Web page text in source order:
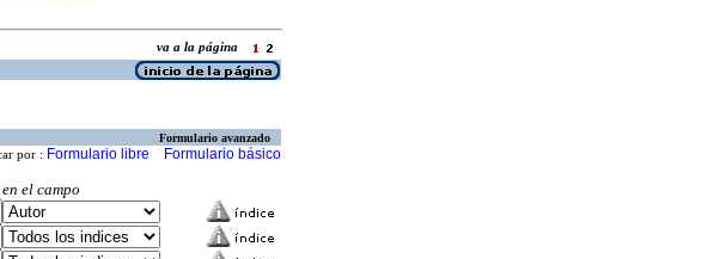
va a la página
Formulario avanzado
por : Formulario libre Formulario básico
en el campo